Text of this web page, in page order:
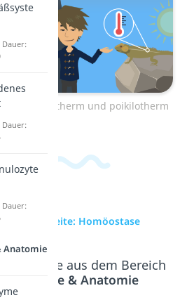
Homoiotherm und poikilotherm
zur Videoseite: Homöostase
Inhalte aus dem Bereich
Physiologie & Anatomie
Dauer:
Dauer:
Dauer:
Anatomie